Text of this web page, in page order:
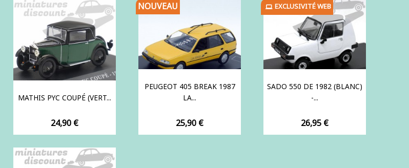
MATHIS PYC COUPÉ (VERT...
Prix
24,90 €
PEUGEOT 405 BREAK 1987
LA...
Prix
25,90 €
NOUVEAU
SADO 550 DE 1982 (BLANC)
-...
Prix
26,95 €
EXCLUSIVITÉ WEB